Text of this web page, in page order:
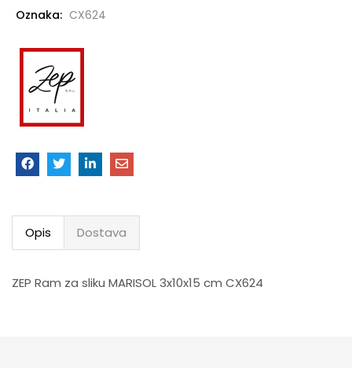
Oznaka: CX624
Opis Dostava
ZEP Ram za sliku MARISOL 3x10x15 cm CX624